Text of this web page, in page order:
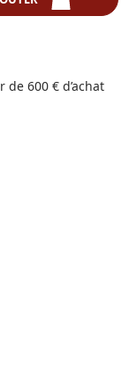
de 600 € d’achat